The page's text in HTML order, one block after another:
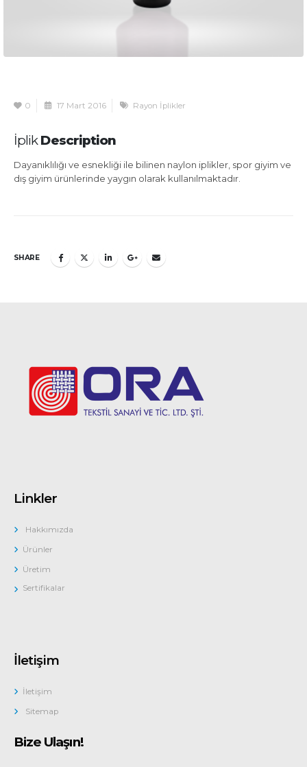
0 17 Mart 2016 Rayon İplikler
İplikDescription
Dayanıklılığı ve esnekliği ile bilinen naylon iplikler, spor giyim ve
dış giyim ürünlerinde yaygın olarak kullanılmaktadır.
SHARE
Linkler
Hakkımızda
Ürünler
Üretim
Sertifikalar
İletişim
İletişim
Sitemap
Bize Ulaşın!